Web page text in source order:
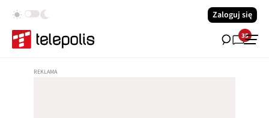
Zaloguj się
35